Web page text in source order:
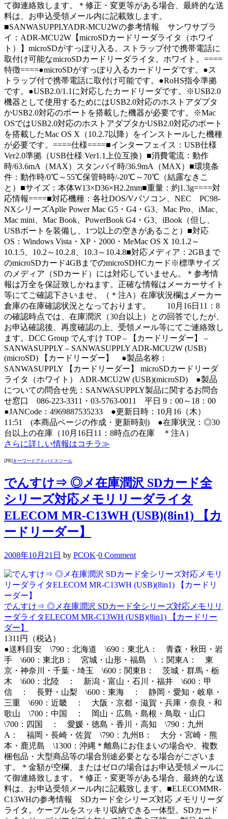
て御連絡致します。＊修正・変更等がある場合、最終的な送
料は、お申込受領メール内に記載致します。
■SANWASUPPLYADR-MCU2Wの参考情報 サンワサプラ
イ：ADR-MCU2W【microSDカードリーダライタ（ホワイ
ト）】microSDがすっぽり入る。ストラップ付で携帯電話に
取付け可能なmicroSDカードリーダライタ。ホワイト。====
特徴====●microSDがすっぽり入るカードリーダです。●ス
トラップ付で携帯電話に取付け可能です。●RoHS指令準拠
です。●USB2.0/1.1に対応したカードリーダです。※USB2.0
機器として使用するためにはUSB2.0対応のホストアダプタ
かUSB2.0対応のポートを搭載した機器が必要です。※Mac
OSではUSB2.0対応のホストアダプタかUSB2.0対応のポート
を搭載したMac OS X（10.2.7以降）をインストールした機種
が必要です。====仕様====■インターフェイス：USB仕様
Ver2.0準拠（USB仕様 Ver1.1上位互換）■消費電流：動作
時/63.6mA（MAX）スタンバイ時/36.9mA（MAX）■環境条
件：動作時/0℃～55℃保管時時/-20℃～70℃（結露なきこ
と）■サイズ：本体W13×D36×H2.2mm■重量：約1.3g====対
応情報====■対応機種：各社DOS/Vパソコン、NEC PC98-
NXシリーズAplle Power Mac G5・G4・G3、Mac Pro、iMac、
Mac mini、Mac Book、PowerBook G4・G3、iBook（但し、
USBポートを装備し、1つ以上の空きがあること）■対応
OS：Windows Vista・XP・2000・MeMac OS X 10.1.2～
10.1.5、10.2～10.2.8、10.3～10.4.8■対応メディア：2GBまで
のmicroSDカード4GBまでのmicroSDHCカード※標準サイズ
のメディア（SDカード）には対応していません。＊参考情
報は万全を保証致しかねます。正確な情報はメーカーサイト
等にてご確認下さいませ。（＊注A）在庫状況欄はメーカー
倉庫の在庫確認状況となっております。 10月16日11：8
の確認時点では、在庫潤沢（30台以上）との回答でしたが、
お申込確認後、再度確認の上、受領メール等にてご連絡致し
ます。DCC Group でんすけ TOP – 【カードリーダー】 –
SANWASUPPLY – SANWASUPPLY ADR-MCU2W (USB)
(microSD) 【カードリーダー】 ●製品名称：
SANWASUPPLY 【カードリーダー】 microSDカードリーダ
ライタ（ホワイト） ADR-MCU2W (USB)(microSD) ●製品
についての問合せ先：SANWASUPPLY製品に関するお問合
せ窓口 086-223-3311・03-5763-0011 平日 9：00～18：00
●JANCode：4969887535233 ●更新日時：10月16（木）
11:51 (本商品ページの作成・更新時刻) ●在庫状況：◎30
台以上の在庫（10月16日11：8時点の在庫 ＊注A）
さらに詳しい情報はコチラ≫
[PR] キーワードアドバイスツール
でんすけ⇒ ◎メ在庫潤沢 SDカード全
シリーズ対応メモリリーダライタ
ELECOM MR-C13WH (USB)(8in1) 【カ
ードリーダー】
2008年10月21日 by PCOK·0 Comment
でんすけ⇒ ◎メ在庫潤沢 SDカード全シリーズ対応メモリリ
ーダライタELECOM MR-C13WH (USB)(8in1) 【カードリー
ダー】
1311円（税込）
●送料目安 \790：北海道 \690：東北A： 青森・秋田・岩
手 \600：東北B： 宮城・山形・福島 \ ：関東A： 東
京・神奈川・千葉・埼玉 \600：関東B： 茨城・群馬・栃
木 \600：北陸 ： 新潟・富山・石川・福井 \600：甲
信 ： 長野・山梨 \600：東海 ： 静岡・愛知・岐阜・
三重 \690：近畿 ： 大阪・京都・滋賀・兵庫・奈良・和
歌山 \700：中国 ： 岡山・広島・島根・鳥取・山口
\700：四国 ： 愛媛・徳島・香川・高知 \790：九州
A： 福岡・長崎・佐賀 \790：九州B： 大分・宮崎・熊
本・鹿児島 \1300：沖縄＊離島にお住まいの場合や、複数
梱包品・大型商品等の場合別途必要となる場合がございま
す。＊金額が空欄、またはゼロの場合はお申込受領メールに
て御連絡致します。＊修正・変更等がある場合、最終的な送
料は、お申込受領メール内に記載致します。■ELECOMMR-
C13WHの参考情報 SDカード全シリーズ対応 メモリリーダ
ライタ。ケーブルをスッキリ収納できる一体型。SDカード